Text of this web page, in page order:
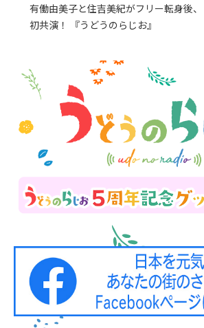
有働由美子と住吉美紀がフリー転身後、
初共演！ 『うどうのらじお』